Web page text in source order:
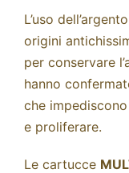
L’uso
origini
per conservare
hanno
che
e proliferare.
Le cartucce